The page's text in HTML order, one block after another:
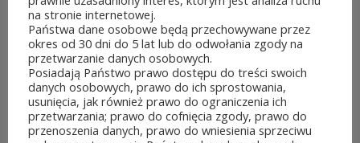
samorządu województwa
mazowieckiego. Do rozdania
jest aż 30 mln zł! Mieszkańcy
województwa mazowieckiego
na stronie internetowej.
Państwa dane osobowe będą przechowywane przez
okres od 30 dni do 5 lat lub do odwołania zgody na
przetwarzanie danych osobowych.
Posiadają Państwo prawo dostępu do treści swoich
danych osobowych, prawo do ich sprostowania,
usunięcia, jak również prawo do ograniczenia ich
przetwarzania; prawo do cofnięcia zgody, prawo do
przenoszenia danych, prawo do wniesienia sprzeciwu